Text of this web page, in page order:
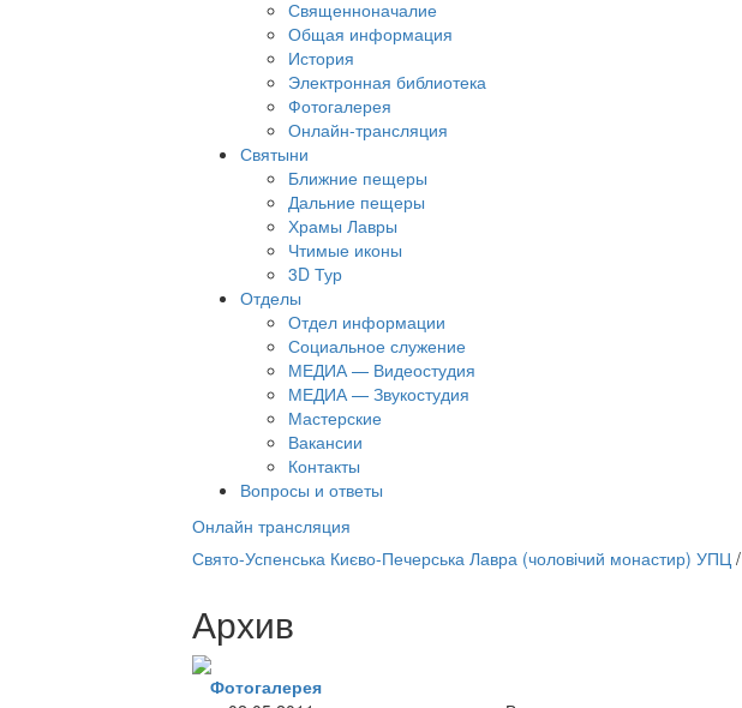
Священноначалие
Общая информация
История
Электронная библиотека
Фотогалерея
Онлайн-трансляция
Святыни
Ближние пещеры
Дальние пещеры
Храмы Лавры
Чтимые иконы
3D Тур
Отделы
Отдел информации
Социальное служение
МЕДИА — Видеостудия
МЕДИА — Звукостудия
Мастерские
Вакансии
Контакты
Вопросы и ответы
Онлайн трансляция
12 сентября
трансляции
Свято-Успенська Києво-Печерська Лавра (чоловічий монастир) УПЦ/
Архив
Фотогалерея